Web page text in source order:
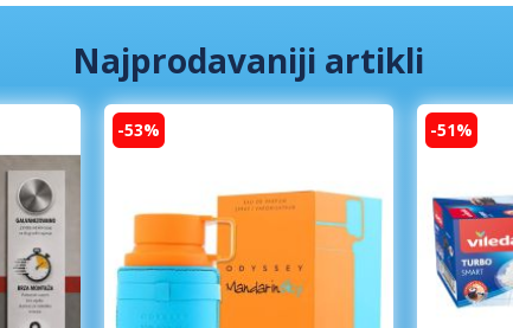
Najprodavaniji artikli
-53% -51%